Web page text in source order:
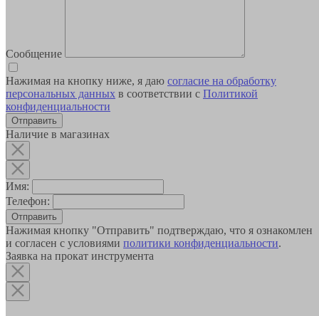
Сообщение
Нажимая на кнопку ниже, я даю согласие на обработку
персональных данных в соответствии с Политикой
конфиденциальности
Наличие в магазинах
Имя:
Телефон:
Отправить
Нажимая кнопку "Отправить" подтверждаю, что я ознакомлен
и согласен с условиями политики конфиденциальности.
Заявка на прокат инструмента